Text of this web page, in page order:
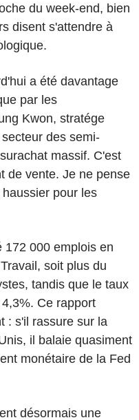
du week-end, bien
disent s'attendre à
a été davantage
par les
Kwon, stratége
des semi-
massif. C'est
de vente. Je ne pense
pour les
172 000 emplois en
soit plus du
tandis que le taux
Ce rapport
: s'il rassure sur la
il balaie quasiment
monétaire de la Fed
désormais une